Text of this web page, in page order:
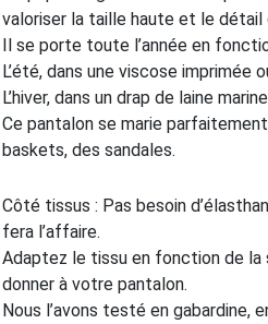
valoriser la taille haute et le détail
Il se porte toute l’année en
L’été, dans une viscose imprimée
L’hiver, dans un drap de laine
Ce pantalon se marie
baskets, des sandales.
Côté tissus : Pas besoin
fera l’affaire.
Adaptez le tissu en fonction de la
donner à votre pantalon.
Nous l’avons testé en gabardine,